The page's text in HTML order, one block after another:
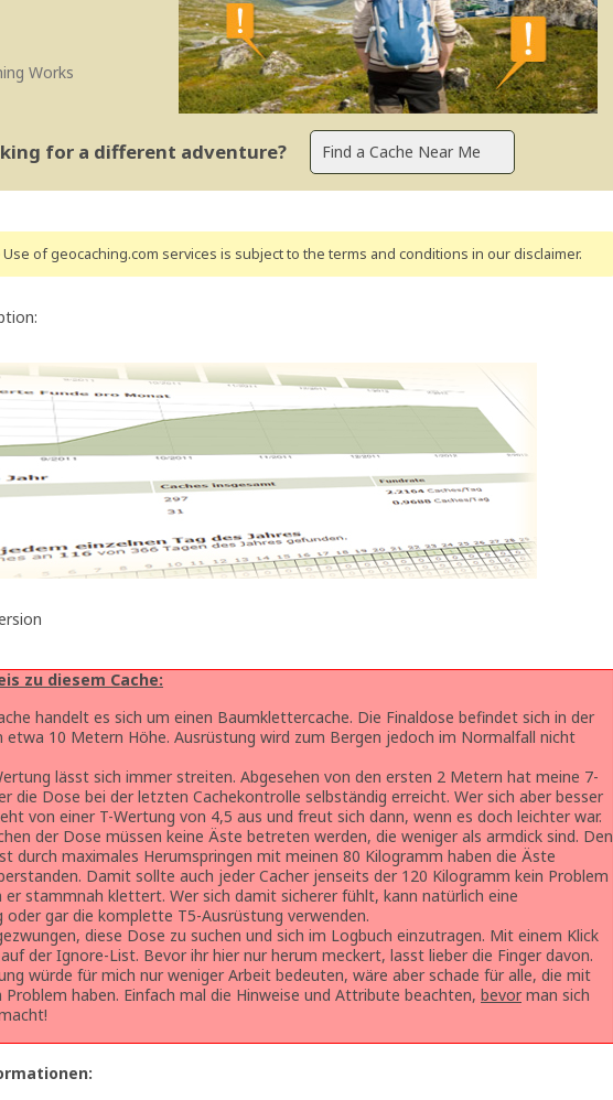
Works
for a different adventure?
Use of geocaching.com services is subject to the terms and conditions in our disclaimer.
zu diesem Cache:
handelt es sich um einen Baumklettercache. Die Finaldose befindet sich in der
etwa 10 Metern Höhe. Ausrüstung wird zum Bergen jedoch im Normalfall nicht
lässt sich immer streiten. Abgesehen von den ersten 2 Metern hat meine 7-
die Dose bei der letzten Cachekontrolle selbständig erreicht. Wer sich aber besser
von einer T-Wertung von 4,5 aus und freut sich dann, wenn es doch leichter war.
der Dose müssen keine Äste betreten werden, die weniger als armdick sind. Den
durch maximales Herumspringen mit meinen 80 Kilogramm haben die Äste
Damit sollte auch jeder Cacher jenseits der 120 Kilogramm kein Problem
er stammnah klettert. Wer sich damit sicherer fühlt, kann natürlich eine
oder gar die komplette T5-Ausrüstung verwenden.
diese Dose zu suchen und sich im Logbuch einzutragen. Mit einem Klick
der Ignore-List. Bevor ihr hier nur herum meckert, lasst lieber die Finger davon.
würde für mich nur weniger Arbeit bedeuten, wäre aber schade für alle, die mit
Problem haben. Einfach mal die Hinweise und Attribute beachten, bevor man sich